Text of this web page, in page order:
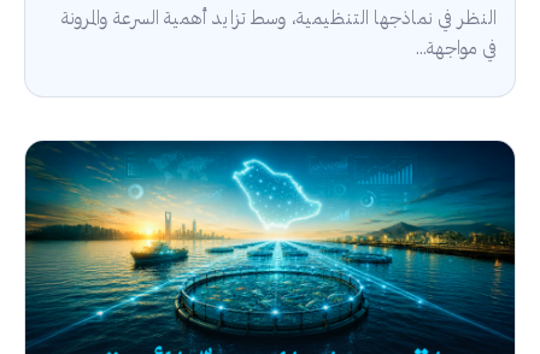
النظر في نماذجها التنظيمية، وسط تزايد أهمية السرعة والمرونة
في مواجهة...